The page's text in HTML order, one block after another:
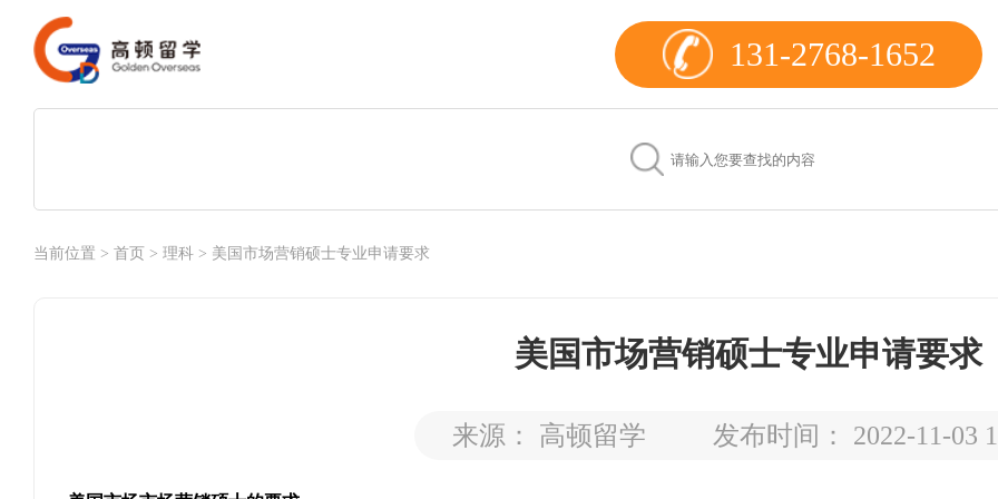
131-2768-1652
当前位置 > 首页 > 理科 > 美国市场营销硕士专业申请要求
美国市场营销硕士专业申请要求
来源： 高顿留学 发布时间： 2022-11-03